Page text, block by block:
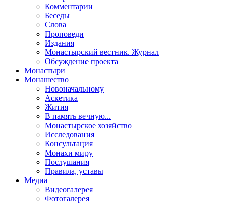
Комментарии
Беседы
Слова
Проповеди
Издания
Монастырский вестник. Журнал
Обсуждение проекта
Монастыри
Монашество
Новоначальному
Аскетика
Жития
В память вечную...
Монастырское хозяйство
Исследования
Консультация
Монахи миру
Послушания
Правила, уставы
Медиа
Видеогалерея
Фотогалерея